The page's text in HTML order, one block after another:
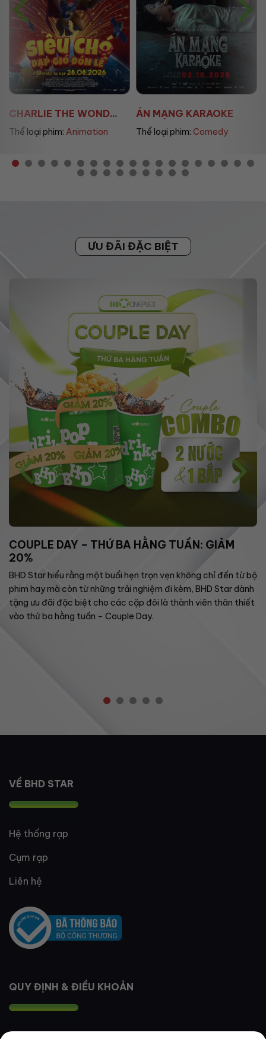
ÁN MẠNG KARAOKE
Thể loại phim:Comedy
ÚT LAN 2
Thể loại phim:Horror
ƯU ĐÃI ĐẶC BIỆT
COUPLE DAY – THỨ BA HẰNG TUẦN: GIẢM
20%
BHD Star hiểu rằng một buổi hẹn trọn vẹn không chỉ đến từ bộ
phim hay mà còn từ những trải nghiệm đi kèm, BHD Star dành
tặng ưu đãi đặc biệt cho các cặp đôi là thành viên thân thiết
vào thứ ba hằng tuần – Couple Day.
VỀ BHD STAR
Hệ thống rạp
Cụm rạp
Liên hệ
QUY ĐỊNH & ĐIỀU KHOẢN
Quy định thành viên